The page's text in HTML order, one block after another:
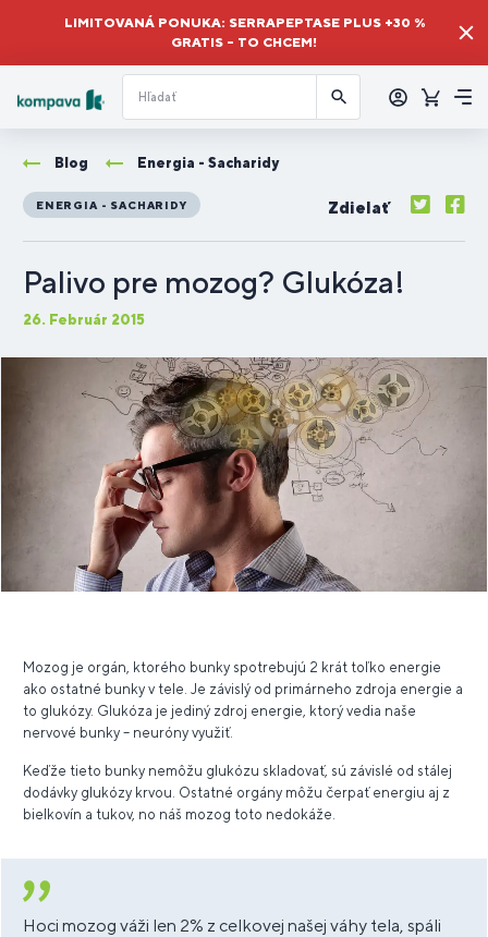
LIMITOVANÁ PONUKA: SERRAPEPTASE PLUS +30 %
GRATIS – TO CHCEM!
sa
Košík
Blog Energia - Sacharidy
ENERGIA - SACHARIDY Zdielať
Palivo pre mozog? Glukóza!
26. Február 2015
Mozog je orgán, ktorého bunky spotrebujú 2 krát toľko energie
ako ostatné bunky v tele. Je závislý od primárneho zdroja energie a
to glukózy. Glukóza je jediný zdroj energie, ktorý vedia naše
nervové bunky – neuróny využiť.
Keďže tieto bunky nemôžu glukózu skladovať, sú závislé od stálej
dodávky glukózy krvou. Ostatné orgány môžu čerpať energiu aj z
bielkovín a tukov, no náš mozog toto nedokáže.
Hoci mozog váži len 2% z celkovej našej váhy tela, spáli